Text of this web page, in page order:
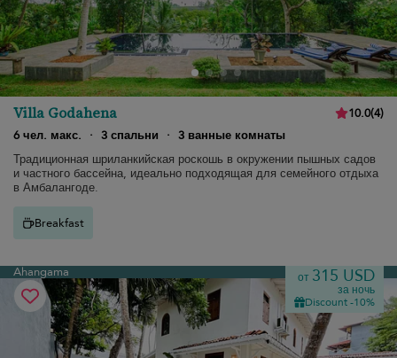
Villa Godahena 10.0(4)
6 чел. макс.
· 3 спальни · 3 ванные комнаты
Традиционная шриланкийская роскошь в окружении пышных садов
и частного бассейна, идеально подходящая для семейного отдыха
в Амбалангоде.
Breakfast
Ahangama от 315 USD
за ночь
Discount -10%